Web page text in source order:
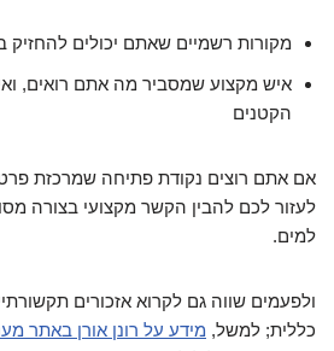
מקורות רשמיים שאתם יכולים להחזיק
איש מקצוע שמסביר מה אתם רואים,
הקטנים
אם אתם רוצים נקודת פתיחה שמרכזת
לעזור לכם להבין הקשר מקצועי בצורה
למים.
ולפעמים שווה גם לקרוא אזכורים
כללית; למשל, מידע על רונן אורן באתר